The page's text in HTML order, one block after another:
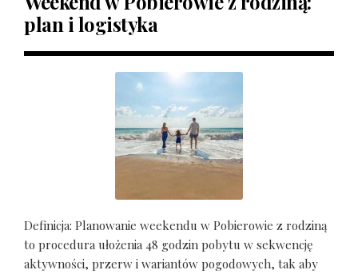
plan i logistyka
Definicja: Planowanie weekendu w Pobierowie z rodziną
to procedura ułożenia 48 godzin pobytu w sekwencję
aktywności, przerw i wariantów pogodowych, tak aby